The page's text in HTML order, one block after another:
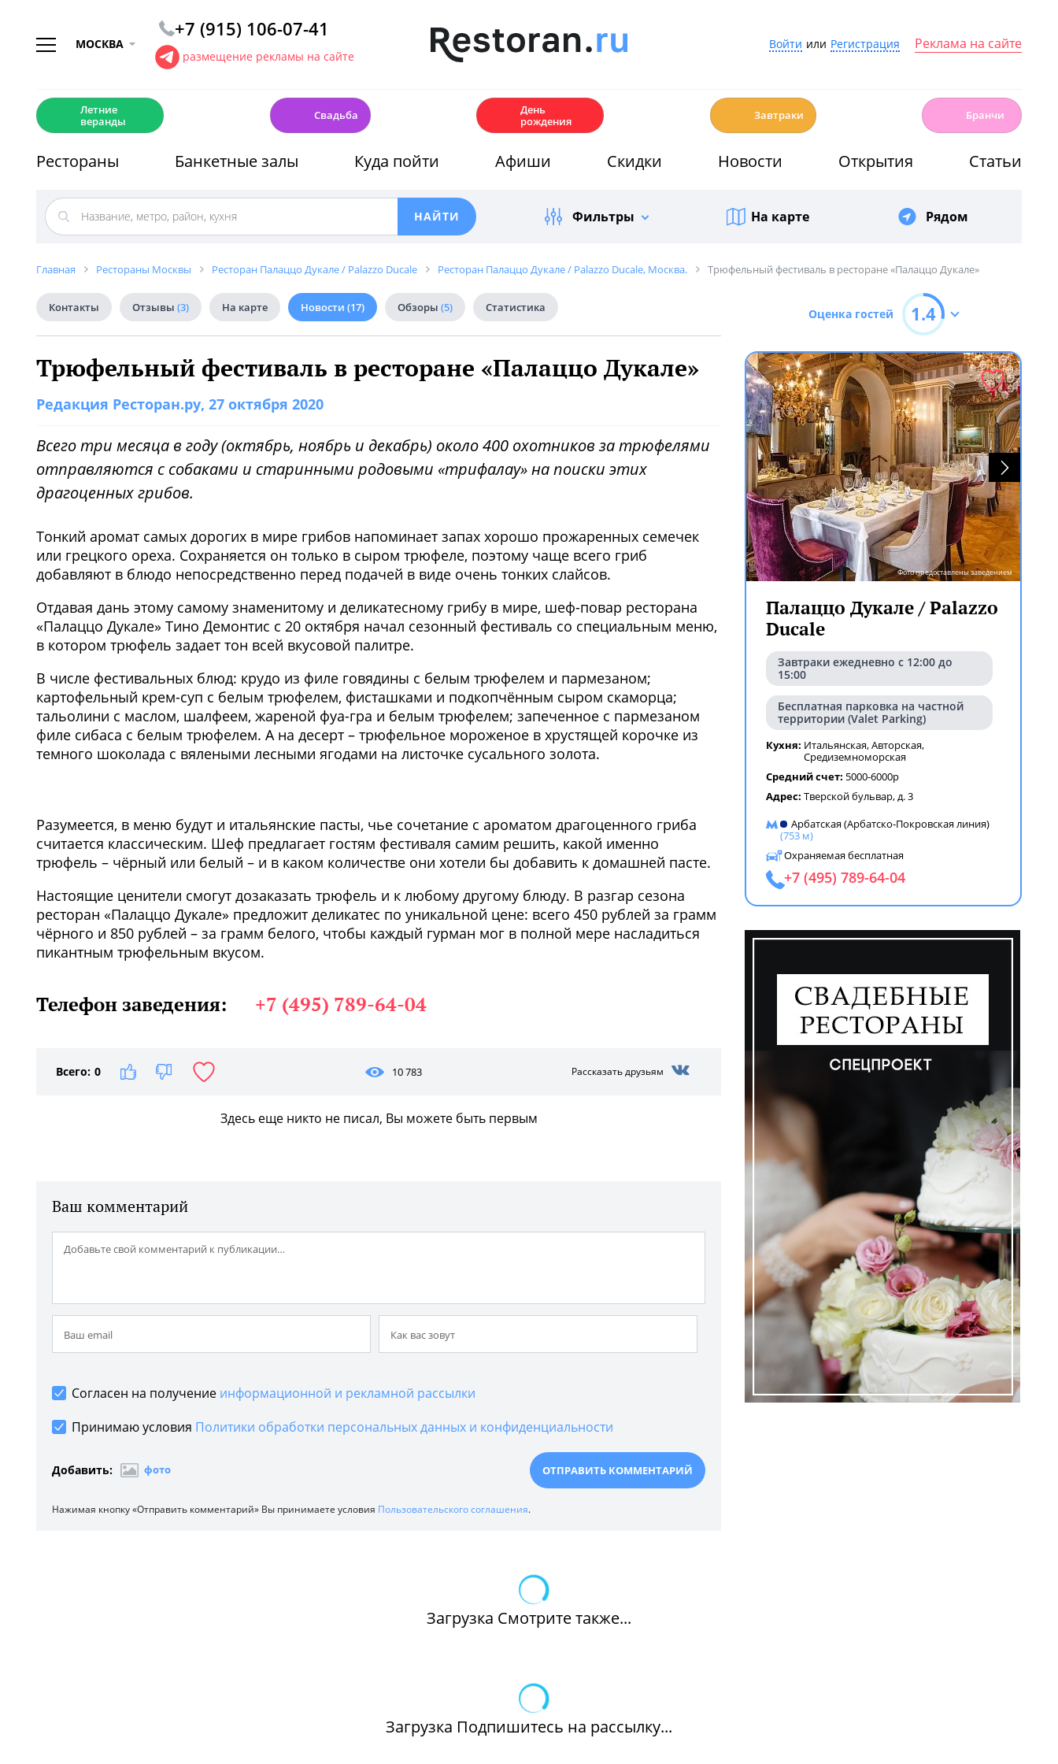
МОСКВА
+7 (915) 106-07-41
размещение рекламы на сайте
Войти или Регистрация Реклама на сайте
Летние
веранды
Свадьба
День
рождения
Завтраки Бранчи
Рестораны Банкетные залы Куда пойти Афиши Скидки Новости Открытия Статьи
Фильтры На карте Рядом
Главная Рестораны Москвы Ресторан Палаццо Дукале / Palazzo Ducale Ресторан Палаццо Дукале / Palazzo Ducale, Москва. Трюфельный фестиваль в ресторане «Палаццо Дукале»
Контакты Отзывы (3) На карте Новости (17) Обзоры (5) Статистика
Трюфельный фестиваль в ресторане «Палаццо Дукале»
Редакция Ресторан.ру, 27 октября 2020
Всего три месяца в году (октябрь, ноябрь и декабрь) около 400 охотников за трюфелями
отправляются с собаками и старинными родовыми «трифалау» на поиски этих
драгоценных грибов.
Тонкий аромат самых дорогих в мире грибов напоминает запах хорошо прожаренных семечек
или грецкого ореха. Сохраняется он только в сыром трюфеле, поэтому чаще всего гриб
добавляют в блюдо непосредственно перед подачей в виде очень тонких слайсов.
Отдавая дань этому самому знаменитому и деликатесному грибу в мире, шеф-повар ресторана
«Палаццо Дукале» Тино Демонтис с 20 октября начал сезонный фестиваль со специальным меню,
в котором трюфель задает тон всей вкусовой палитре.
В числе фестивальных блюд: крудо из филе говядины с белым трюфелем и пармезаном;
картофельный крем-суп с белым трюфелем, фисташками и подкопчённым сыром скаморца;
тальолини с маслом, шалфеем, жареной фуа-гра и белым трюфелем; запеченное с пармезаном
филе сибаса с белым трюфелем. А на десерт – трюфельное мороженое в хрустящей корочке из
темного шоколада с вялеными лесными ягодами на листочке сусального золота.
Разумеется, в меню будут и итальянские пасты, чье сочетание с ароматом драгоценного гриба
считается классическим. Шеф предлагает гостям фестиваля самим решить, какой именно
трюфель – чёрный или белый – и в каком количестве они хотели бы добавить к домашней пасте.
Настоящие ценители смогут дозаказать трюфель и к любому другому блюду. В разгар сезона
ресторан «Палаццо Дукале» предложит деликатес по уникальной цене: всего 450 рублей за грамм
чёрного и 850 рублей – за грамм белого, чтобы каждый гурман мог в полной мере насладиться
пикантным трюфельным вкусом.
Телефон заведения: +7 (495) 789-64-04
Всего: 0 10 783 Рассказать друзьям
Здесь еще никто не писал, Вы можете быть первым
Ваш комментарий
Согласен на получение информационной и рекламной рассылки
Принимаю условия Политики обработки персональных данных и конфиденциальности
Добавить: фото
Нажимая кнопку «Отправить комментарий» Вы принимаете условия Пользовательского соглашения.
Оценка гостей 1.4
Фото предоставлены заведением
Палаццо Дукале / Palazzo
Ducale
Завтраки ежедневно с 12:00 до
15:00
Бесплатная парковка на частной
территории (Valet Parking)
Кухня: Итальянская,Авторская,
Средиземноморская
Средний счет: 5000-6000р
Адрес: Тверской бульвар, д. 3
Арбатская (Арбатско-Покровская линия)
(753 м)
Охраняемая бесплатная
+7 (495) 789-64-04
Загрузка Смотрите также...
Загрузка Подпишитесь на рассылку...